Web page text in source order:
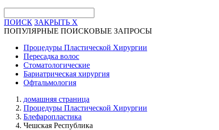
ПОИСК ЗАКРЫТЬ X
ПОПУЛЯРНЫЕ ПОИСКОВЫЕ ЗАПРОСЫ
Процедуры Пластической Хирургии
Пересадка волос
Стоматологические
Бариатрическая хирургия
Офтальмология
домашняя страница
Процедуры Пластической Хирургии
Блефаропластика
Чешская Республика